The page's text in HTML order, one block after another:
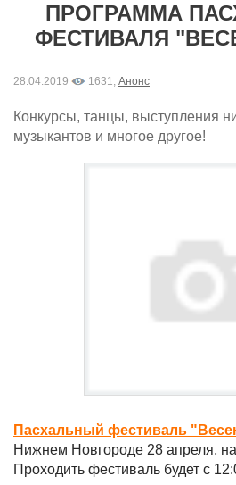
ПРОГРАММА
ФЕСТИВАЛЯ
28.04.2019 1631, Анонс
Конкурсы, танцы, выступления
музыкантов и многое другое!
Пасхальный фестиваль
Нижнем Новгороде 28 апреля,
Проходить фестиваль будет с